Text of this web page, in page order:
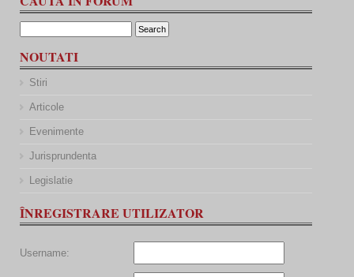
NOUTATI
Stiri
Articole
Evenimente
Jurisprundenta
Legislatie
ÎNREGISTRARE UTILIZATOR
Username: